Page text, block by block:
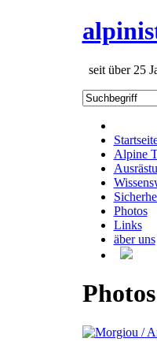
seit über 25
Alpine
Photos
Links
äber uns